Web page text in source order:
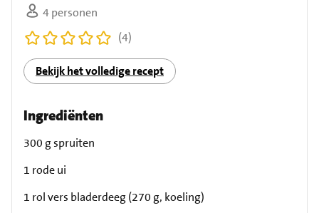
4 personen
(4)
Bekijk het volledige recept
Ingrediënten
300 g spruiten
1 rode ui
1 rol vers bladerdeeg (270 g, koeling)